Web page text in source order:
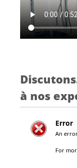
à nos